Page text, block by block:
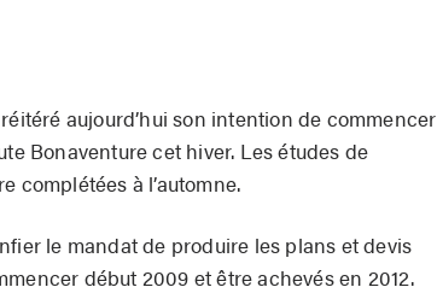
aujourd’hui son intention de commencer
Bonaventure cet hiver. Les études de
complétées à l’automne.
le mandat de produire les plans et devis
début 2009 et être achevés en 2012.